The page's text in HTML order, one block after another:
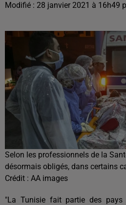
Modifié : 28 janvier 2021 à 16h49
Selon les professionnels de la
désormais obligés, dans certains
Crédit : AA images
"La Tunisie fait partie des